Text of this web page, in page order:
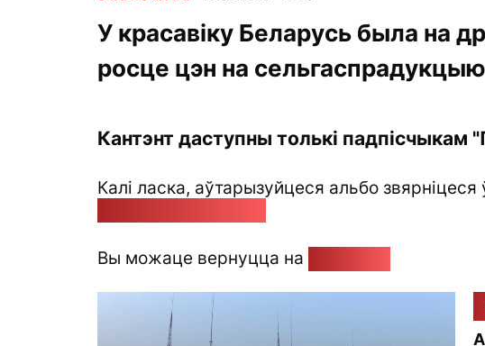
У красавіку Беларусь была на
росце цэн на
Кантэнт даступны толькі падпісчыкам
Калі ласка, аўтарызуйцеся альбо звярніцеся
Вы можаце вернуцца на